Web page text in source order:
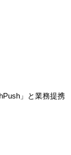
」と業務提携